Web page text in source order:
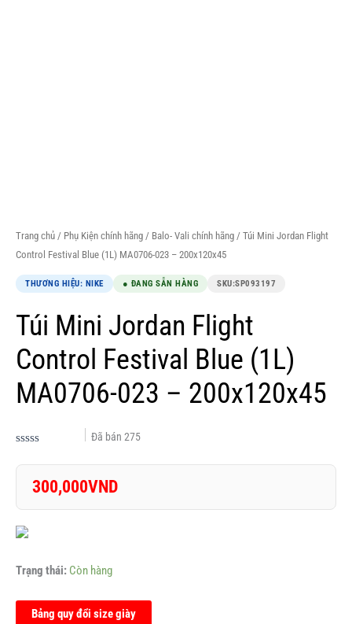
Trang chủ / Phụ Kiện chính hãng / Balo- Vali chính hãng / Túi Mini Jordan Flight
Control Festival Blue (1L) MA0706-023 – 200x120x45
THƯƠNG HIỆU: NIKE ● ĐANG SẴN HÀNG SKU:SP093197
Túi Mini Jordan Flight
Control Festival Blue (1L)
MA0706-023 – 200x120x45
xếp
sao
Đã bán 275
300,000VND
Trạng thái: Còn hàng
Bảng quy đổi size giày